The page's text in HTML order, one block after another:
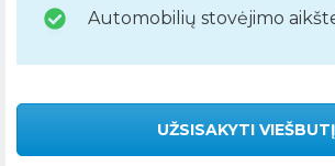
Automobilių stovėjimo
UŽSISAKYTI VIEŠBUTĮ